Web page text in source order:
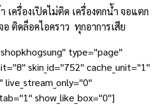
เครื่องเปิดไม่ติด เครื่องตกน้ำ จอแตก
ติดล็อคไอคราว ทุกอาการเสีย
type="page"
skin_id="752" cache_unit="1"
show_like_box="0"]